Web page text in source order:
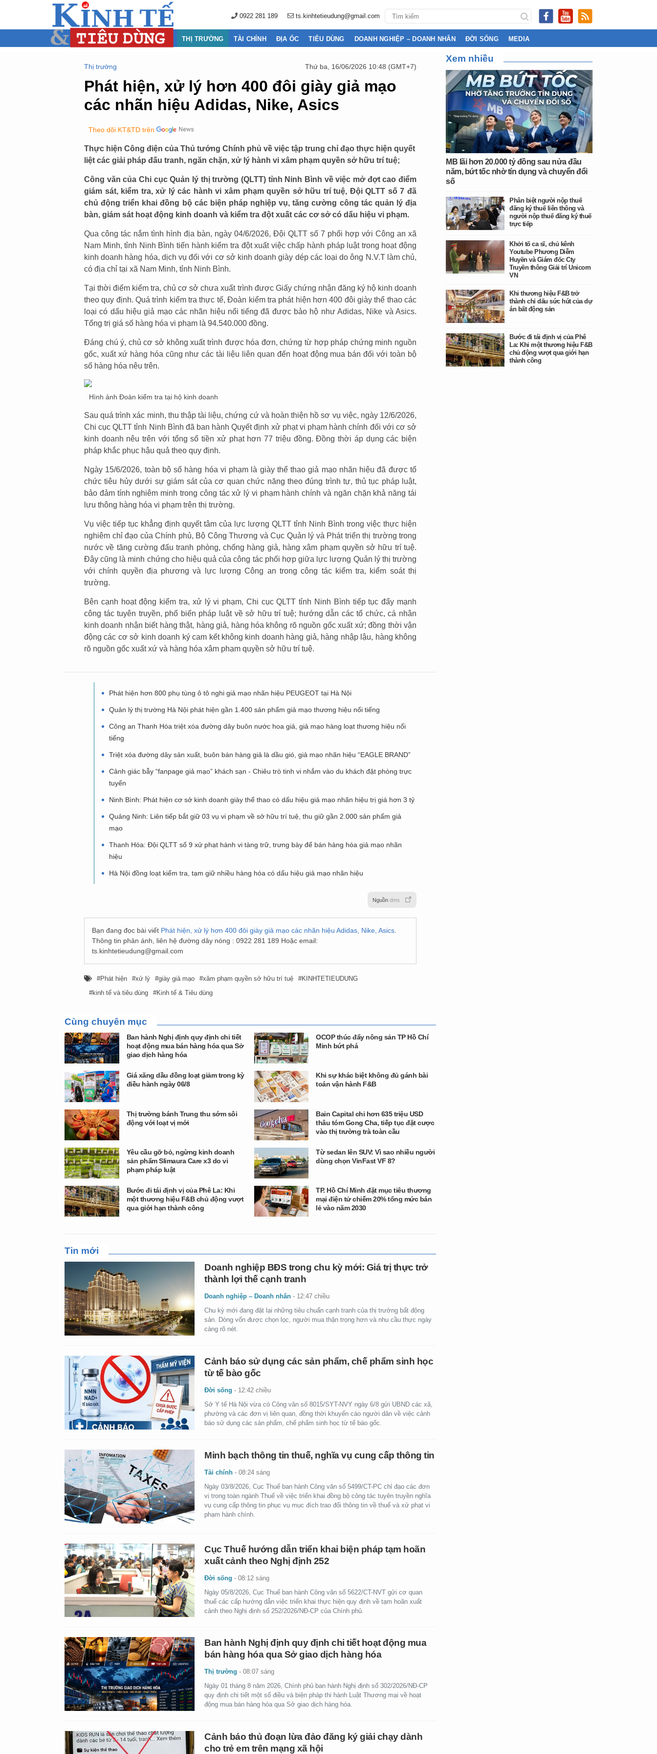
0922 281 189 ts.kinhtetieudung@gmail.com
THỊ TRƯỜNG TÀI CHÍNH ĐỊA ỐC TIÊU DÙNG DOANH NGHIỆP – DOANH NHÂN ĐỜI SỐNG MEDIA
Thị trường Thứ ba, 16/06/2026 10:48 (GMT+7)
Phát hiện, xử lý hơn 400 đôi giày giả mạo
các nhãn hiệu Adidas, Nike, Asics
Theo dõi KT&TD trên
Thực hiện Công điện của Thủ tướng Chính phủ về việc tập trung chỉ đạo thực hiện quyết
liệt các giải pháp đấu tranh, ngăn chặn, xử lý hành vi xâm phạm quyền sở hữu trí tuệ;
Công văn của Chi cục Quản lý thị trường (QLTT) tỉnh Ninh Bình về việc mở đợt cao điểm
giám sát, kiểm tra, xử lý các hành vi xâm phạm quyền sở hữu trí tuệ, Đội QLTT số 7 đã
chủ động triển khai đồng bộ các biện pháp nghiệp vụ, tăng cường công tác quản lý địa
bàn, giám sát hoạt động kinh doanh và kiểm tra đột xuất các cơ sở có dấu hiệu vi phạm.
Qua công tác nắm tình hình địa bàn, ngày 04/6/2026, Đội QLTT số 7 phối hợp với Công an xã
Nam Minh, tỉnh Ninh Bình tiến hành kiểm tra đột xuất việc chấp hành pháp luật trong hoạt động
kinh doanh hàng hóa, dịch vụ đối với cơ sở kinh doanh giày dép các loại do ông N.V.T làm chủ,
có địa chỉ tại xã Nam Minh, tỉnh Ninh Bình.
Tại thời điểm kiểm tra, chủ cơ sở chưa xuất trình được Giấy chứng nhận đăng ký hộ kinh doanh
theo quy định. Quá trình kiểm tra thực tế, Đoàn kiểm tra phát hiện hơn 400 đôi giày thể thao các
loại có dấu hiệu giả mạo các nhãn hiệu nổi tiếng đã được bảo hộ như Adidas, Nike và Asics.
Tổng trị giá số hàng hóa vi phạm là 94.540.000 đồng.
Đáng chú ý, chủ cơ sở không xuất trình được hóa đơn, chứng từ hợp pháp chứng minh nguồn
gốc, xuất xứ hàng hóa cũng như các tài liệu liên quan đến hoạt động mua bán đối với toàn bộ
số hàng hóa nêu trên.
Hình ảnh Đoàn kiểm tra tại hộ kinh doanh
Sau quá trình xác minh, thu thập tài liệu, chứng cứ và hoàn thiện hồ sơ vụ việc, ngày 12/6/2026,
Chi cục QLTT tỉnh Ninh Bình đã ban hành Quyết định xử phạt vi phạm hành chính đối với cơ sở
kinh doanh nêu trên với tổng số tiền xử phạt hơn 77 triệu đồng. Đồng thời áp dụng các biện
pháp khắc phục hậu quả theo quy định.
Ngày 15/6/2026, toàn bộ số hàng hóa vi phạm là giày thể thao giả mạo nhãn hiệu đã được tổ
chức tiêu hủy dưới sự giám sát của cơ quan chức năng theo đúng trình tự, thủ tục pháp luật,
bảo đảm tính nghiêm minh trong công tác xử lý vi phạm hành chính và ngăn chặn khả năng tái
lưu thông hàng hóa vi phạm trên thị trường.
Vụ việc tiếp tục khẳng định quyết tâm của lực lượng QLTT tỉnh Ninh Bình trong việc thực hiện
nghiêm chỉ đạo của Chính phủ, Bộ Công Thương và Cục Quản lý và Phát triển thị trường trong
nước về tăng cường đấu tranh phòng, chống hàng giả, hàng xâm phạm quyền sở hữu trí tuệ.
Đây cũng là minh chứng cho hiệu quả của công tác phối hợp giữa lực lượng Quản lý thị trường
với chính quyền địa phương và lực lượng Công an trong công tác kiểm tra, kiểm soát thị
trường.
Bên cạnh hoạt động kiểm tra, xử lý vi phạm, Chi cục QLTT tỉnh Ninh Bình tiếp tục đẩy mạnh
công tác tuyên truyền, phổ biến pháp luật về sở hữu trí tuệ; hướng dẫn các tổ chức, cá nhân
kinh doanh nhận biết hàng thật, hàng giả, hàng hóa không rõ nguồn gốc xuất xứ; đồng thời vận
động các cơ sở kinh doanh ký cam kết không kinh doanh hàng giả, hàng nhập lậu, hàng không
rõ nguồn gốc xuất xứ và hàng hóa xâm phạm quyền sở hữu trí tuệ.
Phát hiện hơn 800 phụ tùng ô tô nghi giả mạo nhãn hiệu PEUGEOT tại Hà Nội
Quản lý thị trường Hà Nội phát hiện gần 1.400 sản phẩm giả mạo thương hiệu nổi tiếng
Công an Thanh Hóa triệt xóa đường dây buôn nước hoa giả, giả mạo hàng loạt thương hiệu nổi
tiếng
Triệt xóa đường dây sản xuất, buôn bán hàng giả là dầu gió, giả mạo nhãn hiệu “EAGLE BRAND”
Cảnh giác bẫy “fanpage giả mạo” khách sạn - Chiêu trò tinh vi nhắm vào du khách đặt phòng trực
tuyến
Ninh Bình: Phát hiện cơ sở kinh doanh giày thể thao có dấu hiệu giả mạo nhãn hiệu trị giá hơn 3 tỷ
Quảng Ninh: Liên tiếp bắt giữ 03 vụ vi phạm về sở hữu trí tuệ, thu giữ gần 2.000 sản phẩm giả
mạo
Thanh Hóa: Đội QLTT số 9 xử phạt hành vi tàng trữ, trưng bày để bán hàng hóa giả mạo nhãn
hiệu
Hà Nội đồng loạt kiểm tra, tạm giữ nhiều hàng hóa có dấu hiệu giả mạo nhãn hiệu
Nguồn dms
Bạn đang đọc bài viết Phát hiện, xử lý hơn 400 đôi giày giả mạo các nhãn hiệu Adidas, Nike, Asics
Thông tin phản ánh, liên hệ đường dây nóng : 0922 281 189 Hoặc email:
ts.kinhtetieudung@gmail.com
Phát hiện xử lý giày giả mạo xâm phạm quyền sở hữu trí tuệ
KINHTETIEUDUNG
kinh tế và tiêu dùng
Kinh tế & Tiêu dùng
Cùng chuyên mục
Ban hành Nghị định quy định chi tiết
hoạt động mua bán hàng hóa qua Sở
giao dịch hàng hóa
OCOP thúc đẩy nông sản TP Hồ Chí
Minh bứt phá
Giá xăng dầu đồng loạt giảm trong kỳ
điều hành ngày 06/8
Khi sự khác biệt không đủ gánh bài
toán vận hành F&B
Thị trường bánh Trung thu sớm sôi
động với loạt vị mới
Bain Capital chi hơn 635 triệu USD
thâu tóm Gong Cha, tiếp tục đặt cược
vào thị trường trà toàn cầu
Yêu cầu gỡ bỏ, ngừng kinh doanh
sản phẩm Slimaura Care x3 do vi
phạm pháp luật
Từ sedan lên SUV: Vì sao nhiều người
dùng chọn VinFast VF 8?
Bước đi tái định vị của Phê La: Khi
một thương hiệu F&B chủ động vượt
qua giới hạn thành công
TP. Hồ Chí Minh đặt mục tiêu thương
mại điện tử chiếm 20% tổng mức bán
lẻ vào năm 2030
Tin mới
Doanh nghiệp BĐS trong chu kỳ mới: Giá trị thực trở
thành lợi thế cạnh tranh
Doanh nghiệp – Doanh nhân - 12:47 chiều
Chu kỳ mới đang đặt lại những tiêu chuẩn cạnh tranh của thị trường bất động
sản. Dòng vốn được chọn lọc, người mua thận trọng hơn và nhu cầu thực ngày
càng rõ nét.
Cảnh báo sử dụng các sản phẩm, chế phẩm sinh học
từ tế bào gốc
Đời sống - 12:42 chiều
Sở Y tế Hà Nội vừa có Công văn số 8015/SYT-NVY ngày 6/8 gửi UBND các xã,
phường và các đơn vị liên quan, đồng thời khuyến cáo người dân về việc cảnh
báo sử dụng các sản phẩm, chế phẩm sinh học từ tế bào gốc.
Minh bạch thông tin thuế, nghĩa vụ cung cấp thông tin
Tài chính -08:24 sáng
Ngày 03/8/2026, Cục Thuế ban hành Công văn số 5499/CT-PC chỉ đạo các đơn
vị trong toàn ngành Thuế về việc triển khai đồng bộ công tác tuyên truyền nghĩa
vụ cung cấp thông tin phục vụ mục đích trao đổi thông tin về thuế và xử phạt vi
phạm hành chính.
Cục Thuế hướng dẫn triển khai biện pháp tạm hoãn
xuất cảnh theo Nghị định 252
Đời sống -08:12 sáng
Ngày 05/8/2026, Cục Thuế ban hành Công văn số 5622/CT-NVT gửi cơ quan
thuế các cấp hướng dẫn việc triển khai thực hiện quy định về tạm hoãn xuất
cảnh theo Nghị định số 252/2026/NĐ-CP của Chính phủ.
Ban hành Nghị định quy định chi tiết hoạt động mua
bán hàng hóa qua Sở giao dịch hàng hóa
Thị trường -08:07 sáng
Ngày 01 tháng 8 năm 2026, Chính phủ ban hành Nghị định số 302/2026/NĐ-CP
quy định chi tiết một số điều và biện pháp thi hành Luật Thương mại về hoạt
động mua bán hàng hóa qua Sở giao dịch hàng hóa.
Cảnh báo thủ đoạn lừa đảo đăng ký giải chạy dành
cho trẻ em trên mạng xã hội
Xem nhiều
MB lãi hơn 20.000 tỷ đồng sau nửa đầu
năm, bứt tốc nhờ tín dụng và chuyển đổi
số
Phân biệt người nộp thuế
đăng ký thuế liên thông và
người nộp thuế đăng ký thuế
trực tiếp
Khởi tố ca sĩ, chủ kênh
Youtube Phương Diễm
Huyền và Giám đốc Cty
Truyền thông Giải trí Unicorn
VN
Khi thương hiệu F&B trở
thành chỉ dấu sức hút của dự
án bất động sản
Bước đi tái định vị của Phê
La: Khi một thương hiệu F&B
chủ động vượt qua giới hạn
thành công